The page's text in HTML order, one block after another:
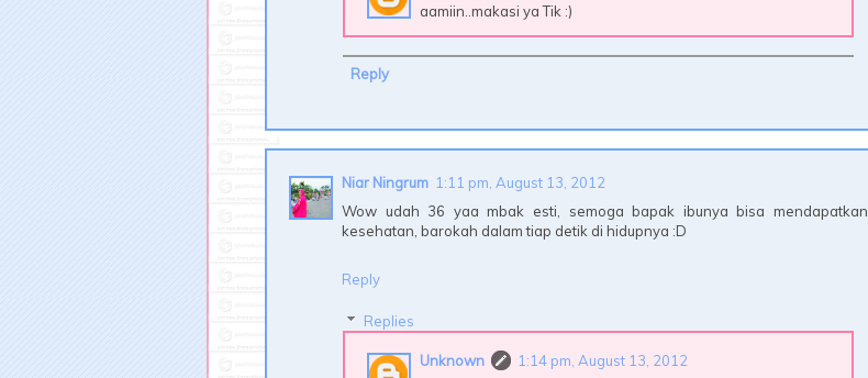
aamiin..makasi ya Tik :)
Reply
Niar Ningrum 1:11 pm, August 13, 2012
Wow udah 36 yaa mbak esti, semoga bapak ibunya bisa mendapatkan
kesehatan, barokah dalam tiap detik di hidupnya :D
Reply
Replies
Unknown
1:14 pm, August 13, 2012